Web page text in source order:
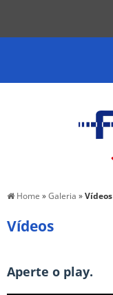
Home »Galeria »Vídeos
Vídeos
Aperte o play.